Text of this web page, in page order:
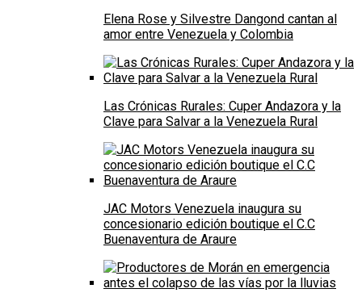
Elena Rose y Silvestre Dangond cantan al
amor entre Venezuela y Colombia
Las Crónicas Rurales: Cuper Andazora y la
Clave para Salvar a la Venezuela Rural
JAC Motors Venezuela inaugura su
concesionario edición boutique el C.C
Buenaventura de Araure